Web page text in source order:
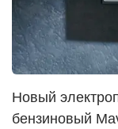
Новый
бензиновый